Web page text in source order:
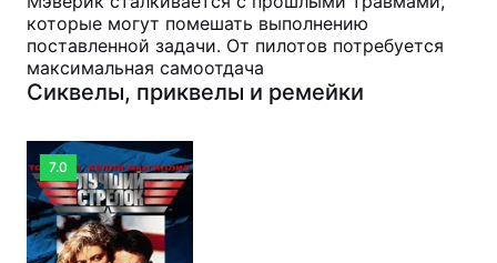
которые могут помешать выполнению
поставленной задачи. От пилотов потребуется
максимальная самоотдача
Сиквелы, приквелы и ремейки
7.0